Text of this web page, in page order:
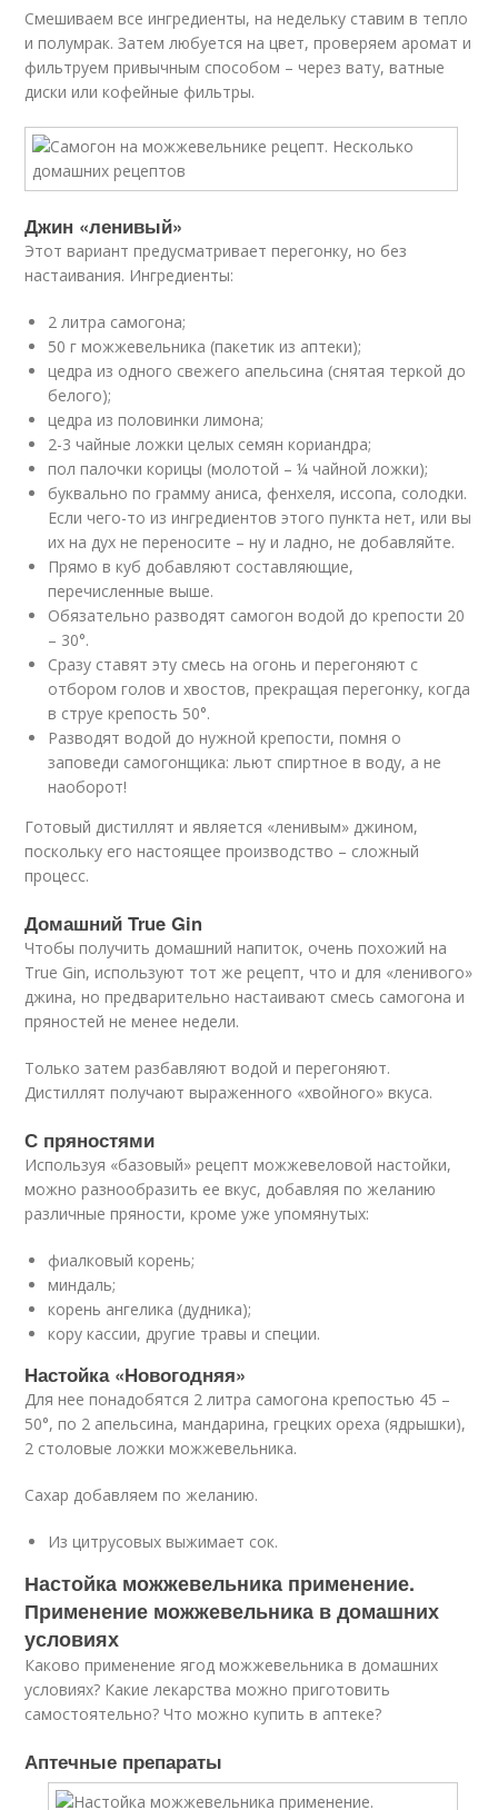
Смешиваем все ингредиенты, на недельку ставим в тепло
и полумрак. Затем любуется на цвет, проверяем аромат и
фильтруем привычным способом – через вату, ватные
диски или кофейные фильтры.
Джин «ленивый»
Этот вариант предусматривает перегонку, но без
настаивания. Ингредиенты:
2 литра самогона;
50 г можжевельника (пакетик из аптеки);
цедра из одного свежего апельсина (снятая теркой до
белого);
цедра из половинки лимона;
2-3 чайные ложки целых семян кориандра;
пол палочки корицы (молотой – ¼ чайной ложки);
буквально по грамму аниса, фенхеля, иссопа, солодки.
Если чего-то из ингредиентов этого пункта нет, или вы
их на дух не переносите – ну и ладно, не добавляйте.
Прямо в куб добавляют составляющие,
перечисленные выше.
Обязательно разводят самогон водой до крепости 20
– 30°.
Сразу ставят эту смесь на огонь и перегоняют с
отбором голов и хвостов, прекращая перегонку, когда
в струе крепость 50°.
Разводят водой до нужной крепости, помня о
заповеди самогонщика: льют спиртное в воду, а не
наоборот!
Готовый дистиллят и является «ленивым» джином,
поскольку его настоящее производство – сложный
процесс.
Домашний True Gin
Чтобы получить домашний напиток, очень похожий на
True Gin, используют тот же рецепт, что и для «ленивого»
джина, но предварительно настаивают смесь самогона и
пряностей не менее недели.
Только затем разбавляют водой и перегоняют.
Дистиллят получают выраженного «хвойного» вкуса.
С пряностями
Используя «базовый» рецепт можжевеловой настойки,
можно разнообразить ее вкус, добавляя по желанию
различные пряности, кроме уже упомянутых:
фиалковый корень;
миндаль;
корень ангелика (дудника);
кору кассии, другие травы и специи.
Настойка «Новогодняя»
Для нее понадобятся 2 литра самогона крепостью 45 –
50°, по 2 апельсина, мандарина, грецких ореха (ядрышки),
2 столовые ложки можжевельника.
Сахар добавляем по желанию.
Из цитрусовых выжимает сок.
Настойка можжевельника применение.
Применение можжевельника в домашних
условиях
Каково применение ягод можжевельника в домашних
условиях? Какие лекарства можно приготовить
самостоятельно? Что можно купить в аптеке?
Аптечные препараты